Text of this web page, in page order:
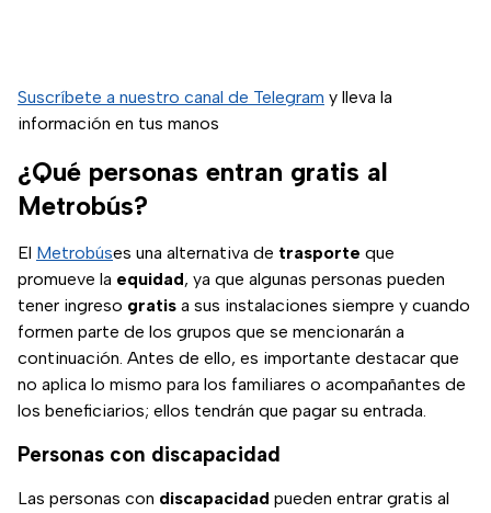
Suscríbete a nuestro canal de Telegram y lleva la
información en tus manos
¿Qué personas entran gratis al
Metrobús?
El Metrobúses una alternativa de trasporte que
promueve la equidad, ya que algunas personas pueden
tener ingreso gratis a sus instalaciones siempre y cuando
formen parte de los grupos que se mencionarán a
continuación. Antes de ello, es importante destacar que
no aplica lo mismo para los familiares o acompañantes de
los beneficiarios; ellos tendrán que pagar su entrada.
Personas con discapacidad
Las personas con discapacidad pueden entrar gratis al